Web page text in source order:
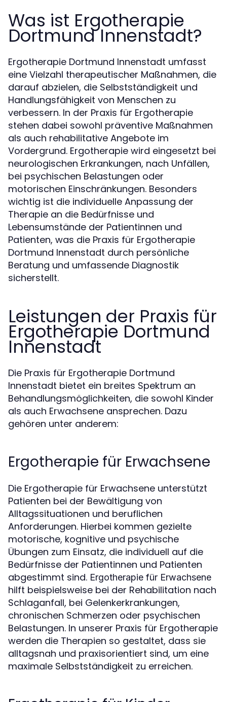
Was ist Ergotherapie
Dortmund Innenstadt?
Ergotherapie Dortmund Innenstadt umfasst
eine Vielzahl therapeutischer Maßnahmen, die
darauf abzielen, die Selbstständigkeit und
Handlungsfähigkeit von Menschen zu
verbessern. In der Praxis für Ergotherapie
stehen dabei sowohl präventive Maßnahmen
als auch rehabilitative Angebote im
Vordergrund. Ergotherapie wird eingesetzt bei
neurologischen Erkrankungen, nach Unfällen,
bei psychischen Belastungen oder
motorischen Einschränkungen. Besonders
wichtig ist die individuelle Anpassung der
Therapie an die Bedürfnisse und
Lebensumstände der Patientinnen und
Patienten, was die Praxis für Ergotherapie
Dortmund Innenstadt durch persönliche
Beratung und umfassende Diagnostik
sicherstellt.
Leistungen der Praxis für
Ergotherapie Dortmund
Innenstadt
Die Praxis für Ergotherapie Dortmund
Innenstadt bietet ein breites Spektrum an
Behandlungsmöglichkeiten, die sowohl Kinder
als auch Erwachsene ansprechen. Dazu
gehören unter anderem:
Ergotherapie für Erwachsene
Die Ergotherapie für Erwachsene unterstützt
Patienten bei der Bewältigung von
Alltagssituationen und beruflichen
Anforderungen. Hierbei kommen gezielte
motorische, kognitive und psychische
Übungen zum Einsatz, die individuell auf die
Bedürfnisse der Patientinnen und Patienten
abgestimmt sind. Ergotherapie für Erwachsene
hilft beispielsweise bei der Rehabilitation nach
Schlaganfall, bei Gelenkerkrankungen,
chronischen Schmerzen oder psychischen
Belastungen. In unserer Praxis für Ergotherapie
werden die Therapien so gestaltet, dass sie
alltagsnah und praxisorientiert sind, um eine
maximale Selbstständigkeit zu erreichen.